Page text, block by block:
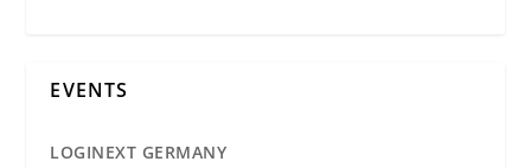
EVENTS
LOGINEXT GERMANY